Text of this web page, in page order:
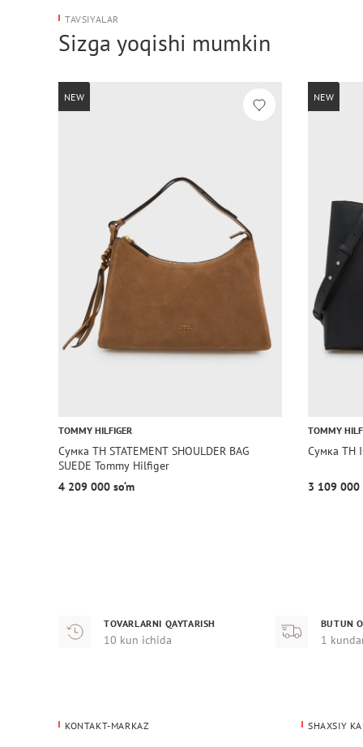
TAVSIYALAR
Sizga yoqishi mumkin
NEW
TOMMY HILFIGER
Сумка TH STATEMENT SHOULDER BAG
SUEDE Tommy Hilfiger
4 209 000 so‘m
NEW
TOMMY
Сумка TH
3 109 000
TOVARLARNI QAYTARISH
10 kun ichida
BUTUN
1
KONTAKT-MARKAZ SHAXSIY